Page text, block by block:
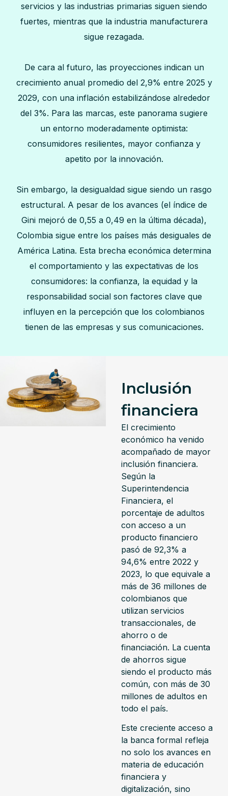
servicios y las industrias primarias siguen siendo
fuertes, mientras que la industria manufacturera
sigue rezagada.
De cara al futuro, las proyecciones indican un
crecimiento anual promedio del 2,9% entre 2025 y
2029, con una inflación estabilizándose alrededor
del 3%. Para las marcas, este panorama sugiere
un entorno moderadamente optimista:
consumidores resilientes, mayor confianza y
apetito por la innovación.
Sin embargo, la desigualdad sigue siendo un rasgo
estructural. A pesar de los avances (el índice de
Gini mejoró de 0,55 a 0,49 en la última década),
Colombia sigue entre los países más desiguales de
América Latina. Esta brecha económica determina
el comportamiento y las expectativas de los
consumidores: la confianza, la equidad y la
responsabilidad social son factores clave que
influyen en la percepción que los colombianos
tienen de las empresas y sus comunicaciones.
Inclusión
financiera
El crecimiento
económico ha venido
acompañado de mayor
inclusión financiera.
Según la
Superintendencia
Financiera, el
porcentaje de adultos
con acceso a un
producto financiero
pasó de 92,3% a
94,6% entre 2022 y
2023, lo que equivale a
más de 36 millones de
colombianos que
utilizan servicios
transaccionales, de
ahorro o de
financiación. La cuenta
de ahorros sigue
siendo el producto más
común, con más de 30
millones de adultos en
todo el país.
Este creciente acceso a
la banca formal refleja
no solo los avances en
materia de educación
financiera y
digitalización, sino